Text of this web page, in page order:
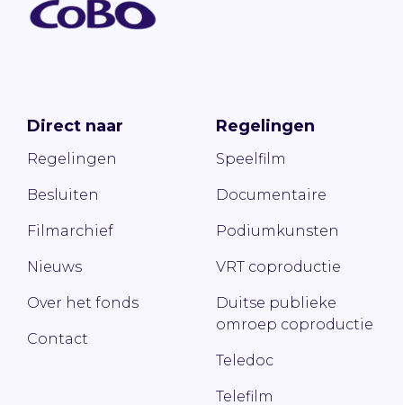
Direct naar
Regelingen
Besluiten
Filmarchief
Nieuws
Over het fonds
Contact
Regelingen
Speelfilm
Documentaire
Podiumkunsten
VRT coproductie
Duitse publieke
omroep coproductie
Teledoc
Telefilm